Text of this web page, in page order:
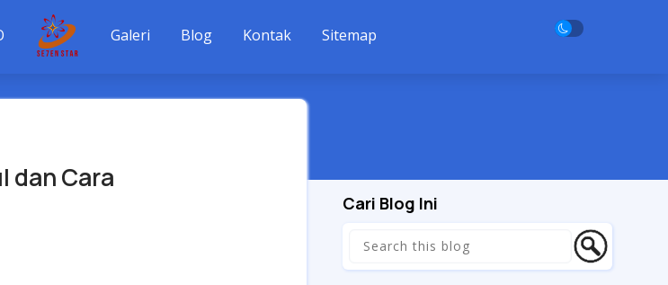
Galeri Blog Kontak Sitemap
dan Cara
Cari Blog Ini